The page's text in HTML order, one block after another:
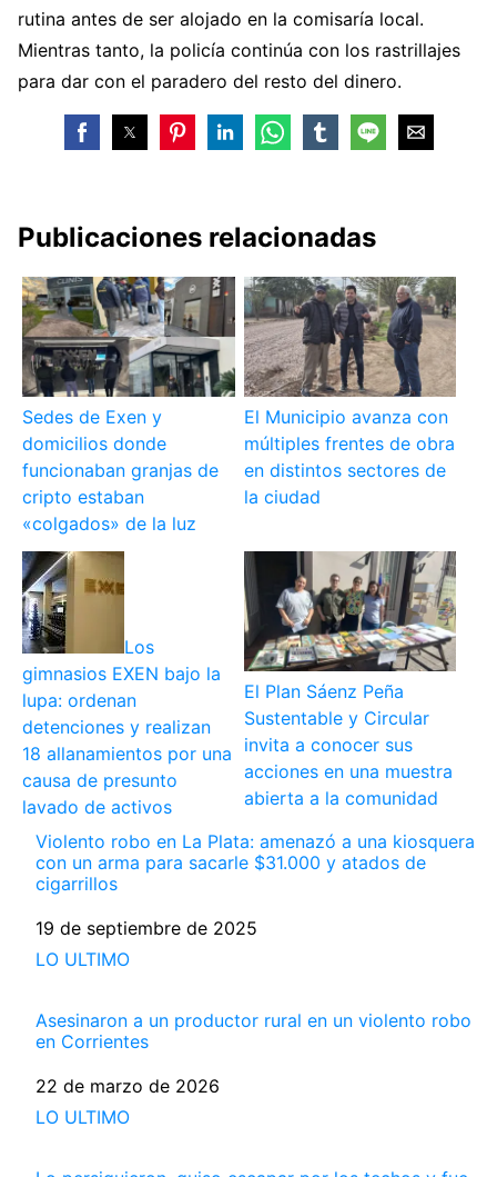
rutina antes de ser alojado en la comisaría local.
Mientras tanto, la policía continúa con los rastrillajes
para dar con el paradero del resto del dinero.
Publicaciones relacionadas
Sedes de Exen y
domicilios donde
funcionaban granjas de
cripto estaban
«colgados» de la luz
El Municipio avanza con
múltiples frentes de obra
en distintos sectores de
la ciudad
Los
gimnasios EXEN bajo la
lupa: ordenan
detenciones y realizan
18 allanamientos por una
causa de presunto
lavado de activos
El Plan Sáenz Peña
Sustentable y Circular
invita a conocer sus
acciones en una muestra
abierta a la comunidad
Violento robo en La Plata: amenazó a una kiosquera
con un arma para sacarle $31.000 y atados de
cigarrillos
Fecha
19 de septiembre de 2025
Respecto a
LO ULTIMO
Asesinaron a un productor rural en un violento robo
en Corrientes
Fecha
22 de marzo de 2026
Respecto a
LO ULTIMO